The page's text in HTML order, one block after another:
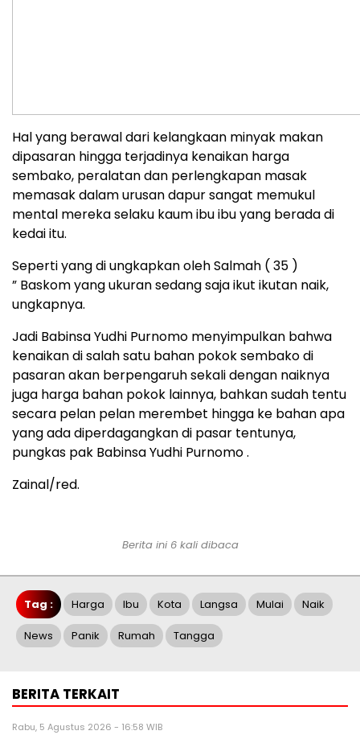
Hal yang berawal dari kelangkaan minyak makan
dipasaran hingga terjadinya kenaikan harga
sembako, peralatan dan perlengkapan masak
memasak dalam urusan dapur sangat memukul
mental mereka selaku kaum ibu ibu yang berada di
kedai itu.
Seperti yang di ungkapkan oleh Salmah ( 35 )
” Baskom yang ukuran sedang saja ikut ikutan naik,
ungkapnya.
Jadi Babinsa Yudhi Purnomo menyimpulkan bahwa
kenaikan di salah satu bahan pokok sembako di
pasaran akan berpengaruh sekali dengan naiknya
juga harga bahan pokok lainnya, bahkan sudah tentu
secara pelan pelan merembet hingga ke bahan apa
yang ada diperdagangkan di pasar tentunya,
pungkas pak Babinsa Yudhi Purnomo .
Zainal/red.
Berita ini 6 kali dibaca
Tag : Harga Ibu Kota Langsa Mulai Naik
News Panik Rumah Tangga
BERITA TERKAIT
Rabu, 5 Agustus 2026 - 16:58 WIB